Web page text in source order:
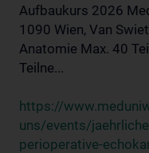
Aufbaukurs 2026
1090 Wien, Van
Anatomie Max. 40
Teilne...
https://
uns/events/
perioperative-